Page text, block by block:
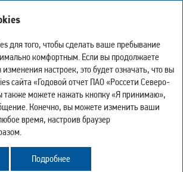
Искать
-0+
в PDF
ДИРЕКТОРОВ
«Комитеты Совета директоров
рассмотрения наиболее важных вопросов
для того, чтобы сделать ваше пребывание
комфортным. Если вы продолжаете
настроек, это будет означать, что вы
сайта «Годовой отчет ПАО «Россети Северо-
также можете нажать кнопку «Я принимаю»,
Конечно, вы можете изменить ваши
время, настроив браузер
Подробнее